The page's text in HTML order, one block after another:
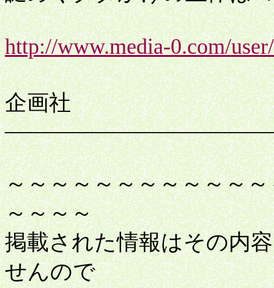
http://www.media-0.com/
ゴー
企画社
～～～～～～～～～～～
～～～～
掲載された情報はその内
せんので